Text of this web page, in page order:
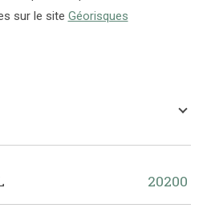
sur le site Géorisques
TRAD_ZEPHYR_Valeurs
20200